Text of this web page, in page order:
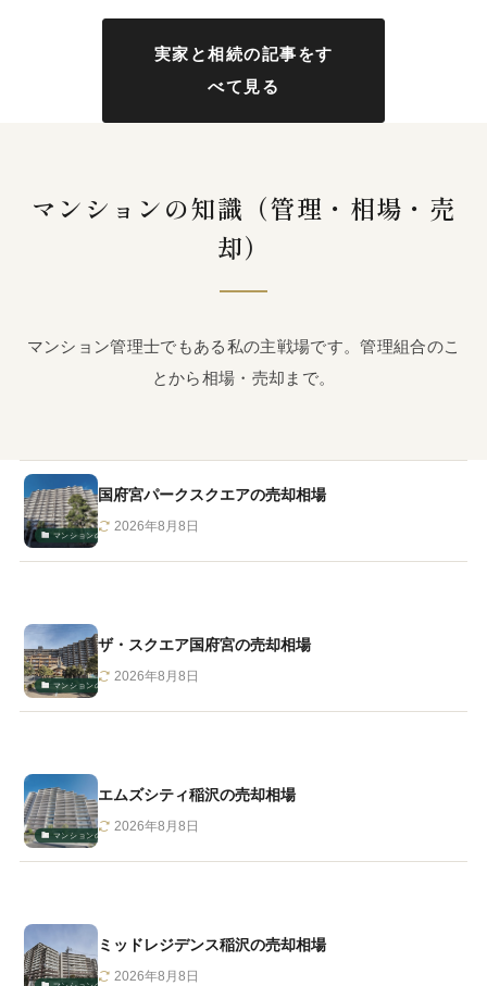
実家と相続の記事をす
べて見る
マンションの知識（管理・相場・売
却）
マンション管理士でもある私の主戦場です。管理組合のこ
とから相場・売却まで。
マンションの相場・売却
国府宮パークスクエアの売却相場
2026年8月8日
マンションの相場・売却
ザ・スクエア国府宮の売却相場
2026年8月8日
マンションの相場・売却
エムズシティ稲沢の売却相場
2026年8月8日
ミッドレジデンス稲沢の売却相場
2026年8月8日